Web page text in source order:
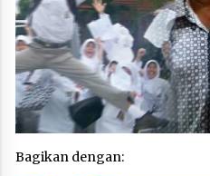
Bagikan dengan: